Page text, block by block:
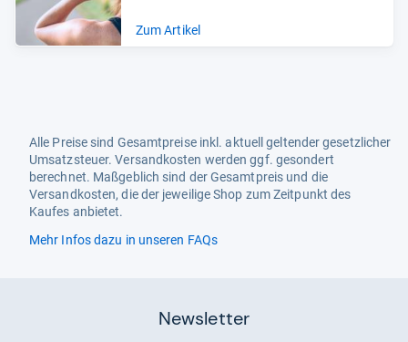
Zum Artikel
Alle Preise sind Gesamtpreise inkl. aktuell geltender gesetzlicher
Umsatzsteuer. Versandkosten werden ggf. gesondert
berechnet. Maßgeblich sind der Gesamtpreis und die
Versandkosten, die der jeweilige Shop zum Zeitpunkt des
Kaufes anbietet.
Mehr Infos dazu in unseren FAQs
Newsletter